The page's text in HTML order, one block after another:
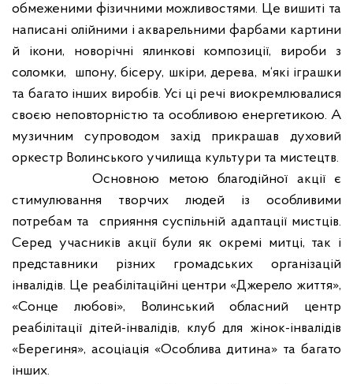
обмеженими фізичними можливостями. Це вишиті та
написані олійними і акварельними фарбами картини
й ікони, новорічні ялинкові композиції, вироби з
соломки,
шпону, бісеру, шкіри, дерева, м‘які іграшки
та багато інших виробів. Усі ці речі виокремлювалися
своєю неповторністю та особливою енергетикою. А
музичним супроводом захід прикрашав духовий
оркестр Волинського училища культури та мистецтв.
Основною метою благодійної акції є
стимулювання творчих людей із особливими
потребам та
сприяння суспільній адаптації мистців.
Серед учасників акції були як окремі митці, так і
представники різних громадських організацій
інвалідів. Це реабілітаційні центри «Джерело життя»,
«Сонце любові», Волинський обласний центр
реабілітації дітей-інвалідів, клуб для жінок-інвалідів
«Берегиня», асоціація «Особлива дитина» та багато
інших.